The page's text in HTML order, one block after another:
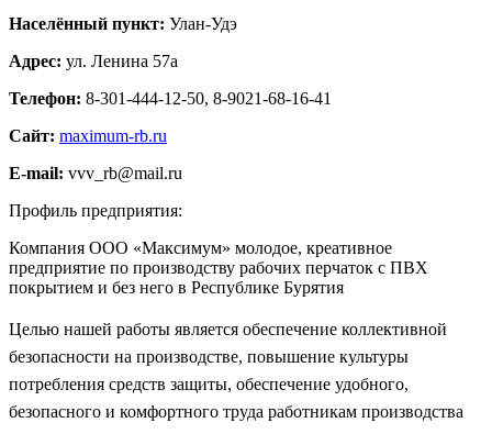
Населённый пункт: Улан-Удэ
Адрес: ул. Ленина 57а
Телефон: 8-301-444-12-50, 8-9021-68-16-41
Сайт: maximum-rb.ru
E-mail: vvv_rb@mail.ru
Профиль предприятия:
Компания ООО «Максимум» молодое, креативное
предприятие по производству рабочих перчаток с ПВХ
покрытием и без него в Республике Бурятия
Целью нашей работы является обеспечение коллективной
безопасности на производстве, повышение культуры
потребления средств защиты, обеспечение удобного,
безопасного и комфортного труда работникам производства